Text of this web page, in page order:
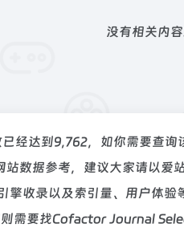
没有相关内
经达到9,762，如你需要查询
站数据参考，建议大家请以
收录以及索引量、用户体验
需要找Cofactor Journal